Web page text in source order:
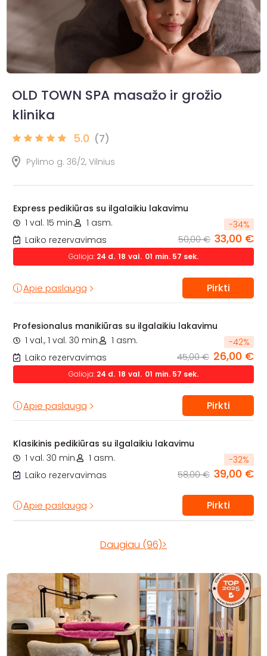
OLD TOWN SPA masažo ir grožio
klinika
5.0 (7)
Pylimo g. 36/2, Vilnius
Express pedikiūras su ilgalaikiu lakavimu
1 val. 15 min.
1 asm.
Laiko rezervavimas
-34%
50,00 € 33,00 €
Galioja: 24 d. 18 val. 01 min. 55 sek.
Apie paslaugą Pirkti
Profesionalus manikiūras su ilgalaikiu lakavimu
1 val., 1 val. 30 min.
1 asm.
Laiko rezervavimas
-42%
45,00 € 26,00 €
Galioja: 24 d. 18 val. 01 min. 55 sek.
Apie paslaugą Pirkti
Klasikinis pedikiūras su ilgalaikiu lakavimu
1 val. 30 min.
1 asm.
Laiko rezervavimas
-32%
58,00 € 39,00 €
Apie paslaugą Pirkti
Daugiau (96)>